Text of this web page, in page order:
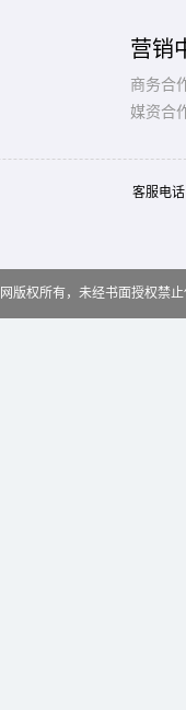
营销
商务合
媒资合
客服电
网版权所有，未经书面授权